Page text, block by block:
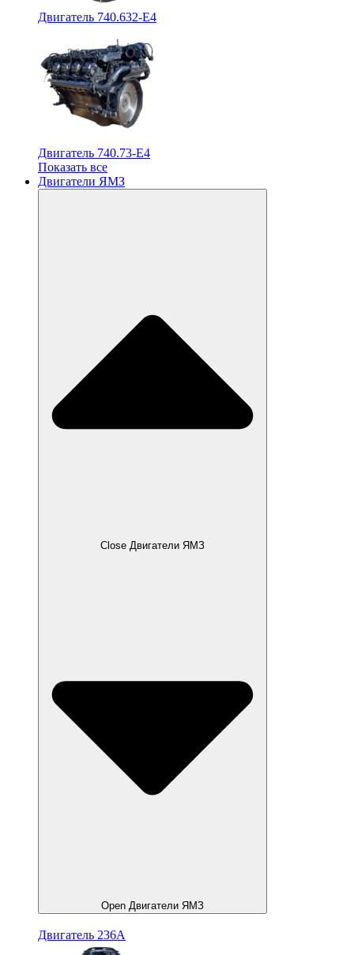
Двигатель 740.632-E4
Двигатель 740.73-E4
Показать все
Двигатели ЯМЗ
Close Двигатели ЯМЗ
Open Двигатели ЯМЗ
Двигатель 236А